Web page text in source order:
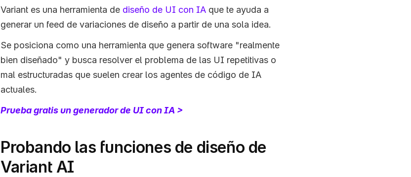
Variant es una herramienta de diseño de UI con IA que te ayuda a
generar un feed de variaciones de diseño a partir de una sola idea.
Se posiciona como una herramienta que genera software "realmente
bien diseñado" y busca resolver el problema de las UI repetitivas o
mal estructuradas que suelen crear los agentes de código de IA
actuales.
Prueba gratis un generador de UI con IA >
Probando las funciones de diseño de
Variant AI